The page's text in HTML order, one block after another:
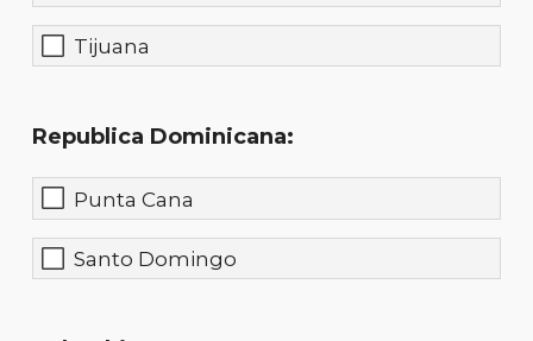
Tijuana
Republica Dominicana:
Punta Cana
Santo Domingo